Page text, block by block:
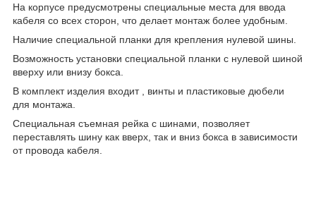
На корпусе предусмотрены специальные места для ввода
кабеля со всех сторон, что делает монтаж более удобным.
Наличие специальной планки для крепления нулевой шины.
Возможность установки специальной планки с нулевой шиной
вверху или внизу бокса.
В комплект изделия входит , винты и пластиковые дюбели
для монтажа.
Специальная съемная рейка с шинами, позволяет
переставлять шину как вверх, так и вниз бокса в зависимости
от провода кабеля.